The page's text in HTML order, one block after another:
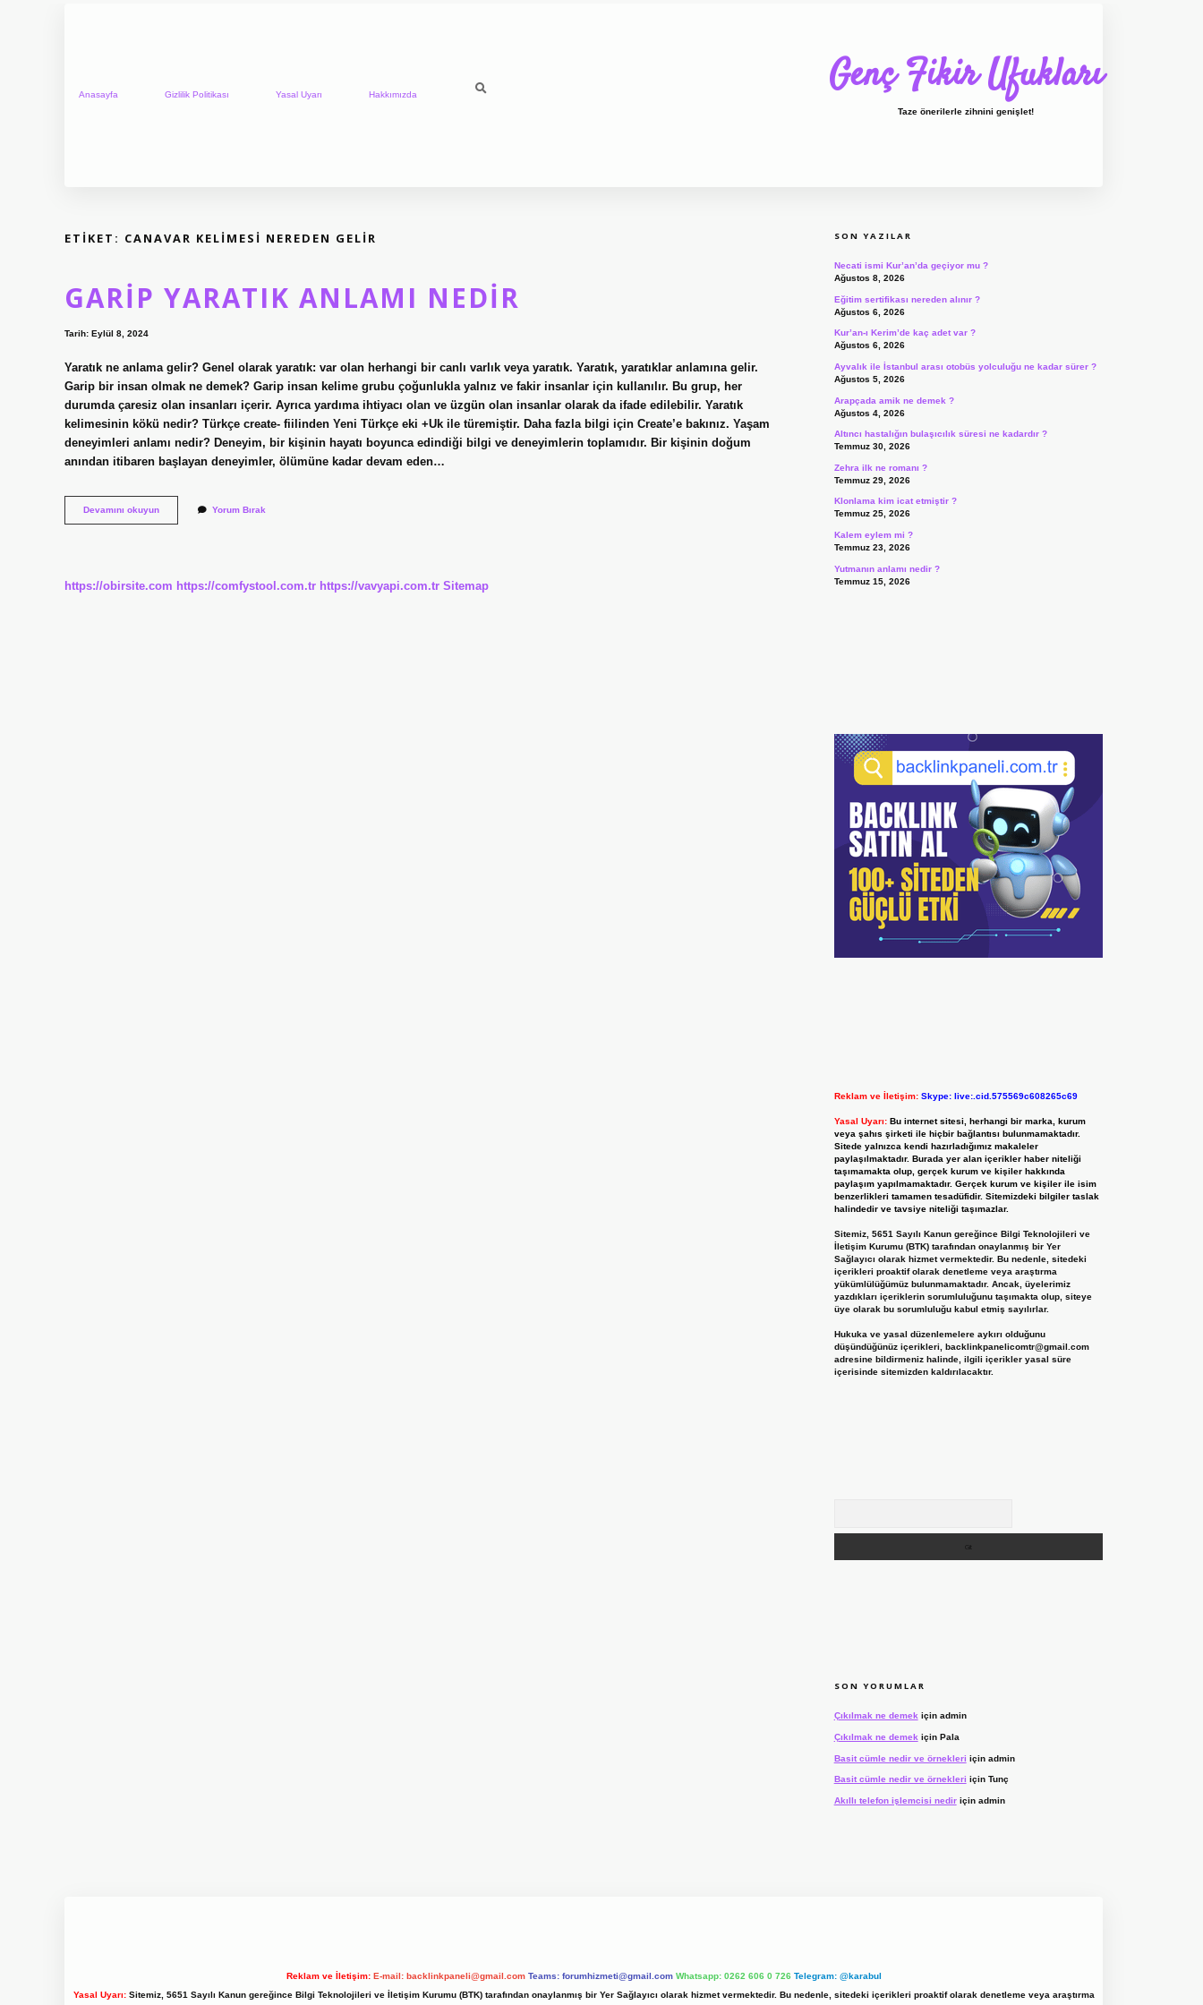
Anasayfa Gizlilik Politikası Yasal Uyarı Hakkımızda Genç Fikir Ufukları
Taze önerilerle zihnini genişlet!
ETIKET: CANAVAR KELIMESI NEREDEN GELIR
GARIP YARATIK ANLAMI NEDIR
Tarih: Eylül 8, 2024
Yaratık ne anlama gelir? Genel olarak yaratık: var olan herhangi bir canlı varlık veya yaratık. Yaratık, yaratıklar anlamına gelir.
Garip bir insan olmak ne demek? Garip insan kelime grubu çoğunlukla yalnız ve fakir insanlar için kullanılır. Bu grup, her
durumda çaresiz olan insanları içerir. Ayrıca yardıma ihtiyacı olan ve üzgün olan insanlar olarak da ifade edilebilir. Yaratık
kelimesinin kökü nedir? Türkçe create- fiilinden Yeni Türkçe eki +Uk ile türemiştir. Daha fazla bilgi için Create’e bakınız. Yaşam
deneyimleri anlamı nedir? Deneyim, bir kişinin hayatı boyunca edindiği bilgi ve deneyimlerin toplamıdır. Bir kişinin doğum
anından itibaren başlayan deneyimler, ölümüne kadar devam eden…
Devamını okuyunGarip
Yaratık
Yorum Bırak
https://obirsite.com https://comfystool.com.tr https://vavyapi.com.tr Sitemap
SON YAZILAR
Necati ismi Kur’an’da geçiyor mu ?
Ağustos 8, 2026
Eğitim sertifikası nereden alınır ?
Ağustos 6, 2026
Kur’an-ı Kerim’de kaç adet var ?
Ağustos 6, 2026
Ayvalık ile İstanbul arası otobüs yolculuğu ne kadar sürer ?
Ağustos 5, 2026
Arapçada amik ne demek ?
Ağustos 4, 2026
Altıncı hastalığın bulaşıcılık süresi ne kadardır ?
Temmuz 30, 2026
Zehra ilk ne romanı ?
Temmuz 29, 2026
Klonlama kim icat etmiştir ?
Temmuz 25, 2026
Kalem eylem mi ?
Temmuz 23, 2026
Yutmanın anlamı nedir ?
Temmuz 15, 2026
Reklam ve İletişim: Skype: live:.cid.575569c608265c69
Yasal Uyarı: Bu internet sitesi, herhangi bir marka, kurum
veya şahıs şirketi ile hiçbir bağlantısı bulunmamaktadır.
Sitede yalnızca kendi hazırladığımız makaleler
paylaşılmaktadır. Burada yer alan içerikler haber niteliği
taşımamakta olup, gerçek kurum ve kişiler hakkında
paylaşım yapılmamaktadır. Gerçek kurum ve kişiler ile isim
benzerlikleri tamamen tesadüfidir. Sitemizdeki bilgiler taslak
halindedir ve tavsiye niteliği taşımazlar.
Sitemiz, 5651 Sayılı Kanun gereğince Bilgi Teknolojileri ve
İletişim Kurumu (BTK) tarafından onaylanmış bir Yer
Sağlayıcı olarak hizmet vermektedir. Bu nedenle, sitedeki
içerikleri proaktif olarak denetleme veya araştırma
yükümlülüğümüz bulunmamaktadır. Ancak, üyelerimiz
yazdıkları içeriklerin sorumluluğunu taşımakta olup, siteye
üye olarak bu sorumluluğu kabul etmiş sayılırlar.
Hukuka ve yasal düzenlemelere aykırı olduğunu
düşündüğünüz içerikleri, backlinkpanelicomtr@gmail.com
adresine bildirmeniz halinde, ilgili içerikler yasal süre
içerisinde sitemizden kaldırılacaktır.
SON YORUMLAR
Çıkılmak ne demekiçin admin
Çıkılmak ne demek için Pala
Basit cümle nedir ve örnekleri için admin
Basit cümle nedir ve örnekleri için Tunç
Akıllı telefon işlemcisi nediriçin admin
Reklam ve İletişim: E-mail: backlinkpaneli@gmail.com Teams: forumhizmeti@gmail.com Whatsapp: 0262 606 0 726 Telegram: @karabul
Yasal Uyarı:Sitemiz, 5651 Sayılı Kanun gereğince Bilgi Teknolojileri ve İletişim Kurumu (BTK) tarafından onaylanmış bir Yer Sağlayıcı olarak hizmet vermektedir. Bu nedenle, sitedeki içerikleri proaktif olarak denetleme veya araştırma